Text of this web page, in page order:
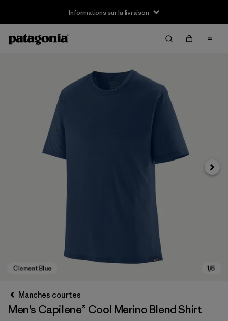
Informations sur la livraison
Manches courtes
Men's Capilene® Cool Merino Blend Shirt